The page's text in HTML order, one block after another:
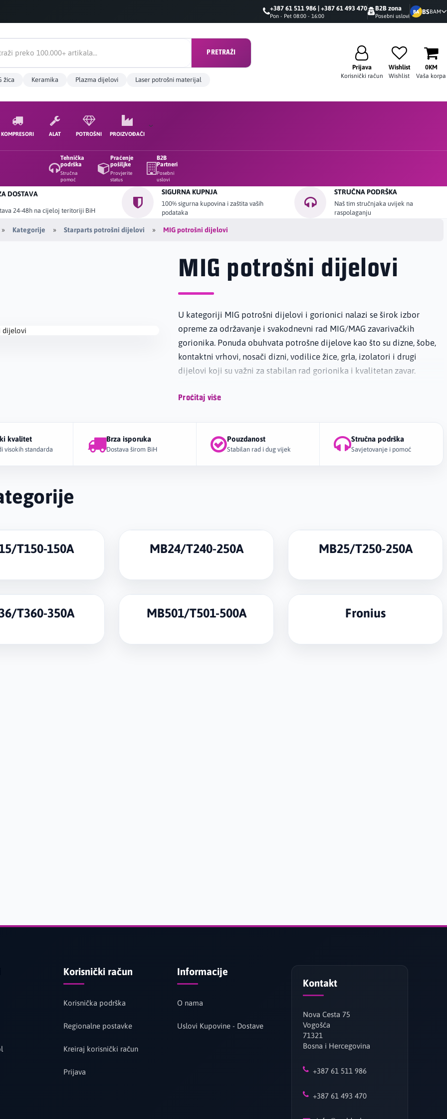
+387 61 511 986 | +387 61 493 470
Pon - Pet 08:00 - 16:00
B2B zona
Posebni uslovi
BA BSBAM
PRETRAŽI
žica Keramika Plazma dijelovi Laser potrošni materijal
Prijava
Korisnički račun
Wishlist
Wishlist
0KM
Vaša korpa
KOMPRESORI ALAT POTROŠNI PROIZVOĐAČI
Tehnička
podrška
Stručna
pomoć
Praćenje
pošiljke
Provjerite
status
B2B
Partneri
Posebni
uslovi
DOSTAVA
24-48h na cijeloj teritoriji BiH
SIGURNA KUPNJA
100% sigurna kupovina i zaštita vaših
podataka
STRUČNA PODRŠKA
Naš tim stručnjaka uvijek na
raspolaganju
Kategorije Starparts potrošni dijelovi MIG potrošni dijelovi
MIG potrošni dijelovi
U kategoriji MIG potrošni dijelovi i gorionici nalazi se širok izbor
opreme za održavanje i svakodnevni rad MIG/MAG zavarivačkih
gorionika. Ponuda obuhvata potrošne dijelove kao što su dizne, šobe,
kontaktni vrhovi, nosači dizni, vodilice žice, grla, izolatori i drugi
dijelovi koji su važni za stabilan rad gorionika i kvalitetan zavar.
Kategorija uključuje dijelove za najčešće tipove MIG gorionika, kao što
potrošni dijelovi, kompletni gorionici i prateća oprema za
profesionalnu, radiončku i industrijsku upotrebu.
Redovna zamjena potrošnih dijelova pomaže u održavanju stabilnog
Pročitaj više
kvalitet
visokih standarda
Brza isporuka
Dostava širom BiH
Pouzdanost
Stabilan rad i dug vijek
Stručna podrška
Savjetovanje i pomoć
T150-150A MB24/T240-250A MB25/T250-250A
T360-350A MB501/T501-500A Fronius
Korisnički račun
Korisnička podrška
Regionalne postavke
Kreiraj korisnički račun
Prijava
Informacije
O nama
Uslovi Kupovine - Dostave
Kontakt
Nova Cesta 75
Vogošća
71321
Bosna i Hercegovina
+387 61 511 986
+387 61 493 470